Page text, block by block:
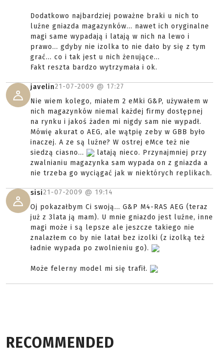
Dodatkowo najbardziej poważne braki u nich to
luźne gniazda magazynków... nawet ich oryginalne
magi same wypadają i latają w nich na lewo i
prawo... gdyby nie izolka to nie dało by się z tym
grać... co i tak jest u nich żenujące...
Fakt reszta bardzo wytrzymała i ok.
javelin21-07-2009 @ 17:27
Nie wiem kolego, miałem 2 eMki G&P, używałem w
nich magazynków niemal każdej firmy dostępnej
na rynku i jakoś żaden mi nigdy sam nie wypadł.
Mówię akurat o AEG, ale wątpię zeby w GBB było
inaczej. A ze są luźne? W ostrej eMce też nie
siedzą ciasno...
latają nieco. Przynajmniej przy
zwalnianiu magazynka sam wypada on z gniazda a
nie trzeba go wyciągać jak w niektórych replikach.
sisi21-07-2009 @ 19:14
Oj pokazałbym Ci swoją... G&P M4-RAS AEG (teraz
już z 3lata ją mam). U mnie gniazdo jest luźne, inne
magi może i są lepsze ale jeszcze takiego nie
znalazłem co by nie latał bez izolki (z izolką też
ładnie wypada po zwolnieniu go).
Może felerny model mi się trafił.
RECOMMENDED